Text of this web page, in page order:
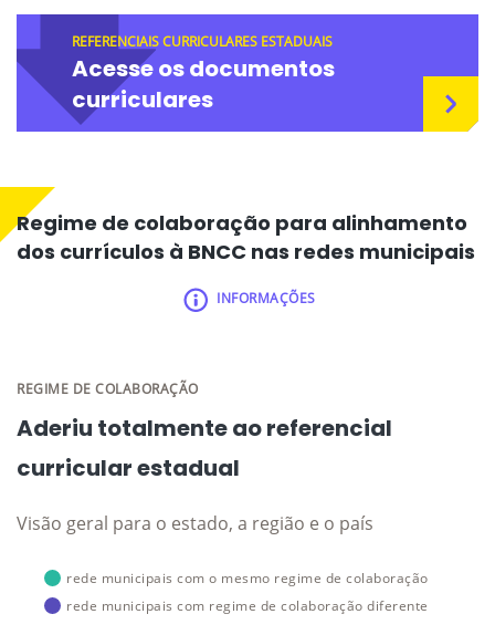
REFERENCIAIS CURRICULARES ESTADUAIS
Acesse os documentos
curriculares
Regime de colaboração para alinhamento
dos currículos à BNCC nas redes municipais
INFORMAÇÕES
REGIME DE COLABORAÇÃO
Aderiu totalmente ao referencial
curricular estadual
Visão geral para o estado, a região e o país
rede municipais com o mesmo regime de colaboração
rede municipais com regime de colaboração diferente